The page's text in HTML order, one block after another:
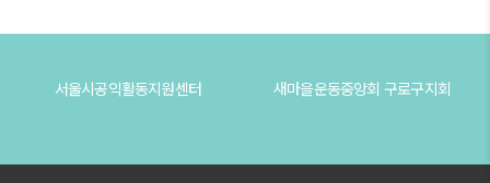
서울시공익활동지원센터 새마을운동중앙회 구로구지회